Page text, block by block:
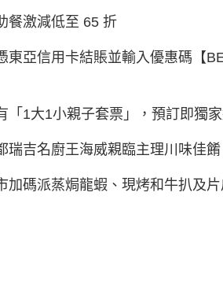
餐激減低至 65 折
東亞信用卡結賬並輸入優惠碼【
「1大1小親子套票」，預訂即獨
瑞吉名廚王海威親臨主理川味佳
加碼派蒸焗龍蝦、現烤和牛扒及